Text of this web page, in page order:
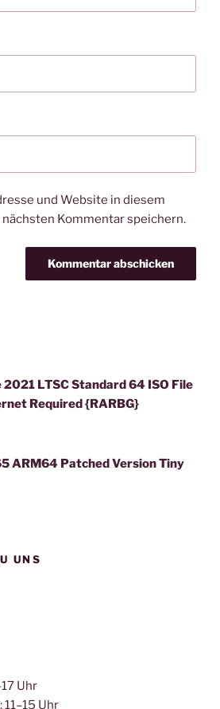
und Website in diesem
Kommentar speichern.
LTSC Standard 64 ISO File
Required {RARBG}
ARM64 Patched Version Tiny
UNS
Uhr
Uhr